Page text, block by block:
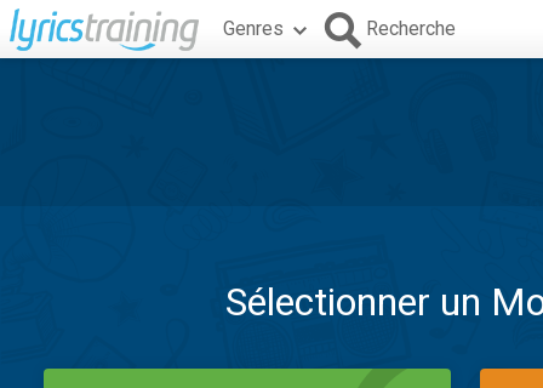
Genres Recherche
Sélectionner un